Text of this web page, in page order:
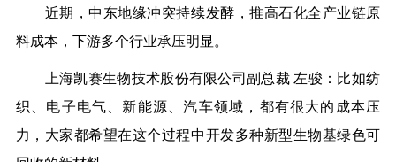
近期，中东地缘冲突持续发酵，推高石化全产业链原
料成本，下游多个行业承压明显。
上海凯赛生物技术股份有限公司副总裁 左骏：比如纺
织、电子电气、新能源、汽车领域，都有很大的成本压
力，大家都希望在这个过程中开发多种新型生物基绿色可